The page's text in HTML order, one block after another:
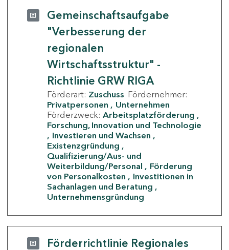
Gemeinschaftsaufgabe
"Verbesserung der
regionalen
Wirtschaftsstruktur" -
Richtlinie GRW RIGA
Förderart: Zuschuss Fördernehmer:
Privatpersonen
Unternehmen
Förderzweck: Arbeitsplatzförderung
Forschung, Innovation und Technologie
Investieren und Wachsen
Existenzgründung
Qualifizierung/Aus- und
Weiterbildung/Personal
Förderung
von Personalkosten
Investitionen in
Sachanlagen und Beratung
Unternehmensgründung
Förderrichtlinie Regionales